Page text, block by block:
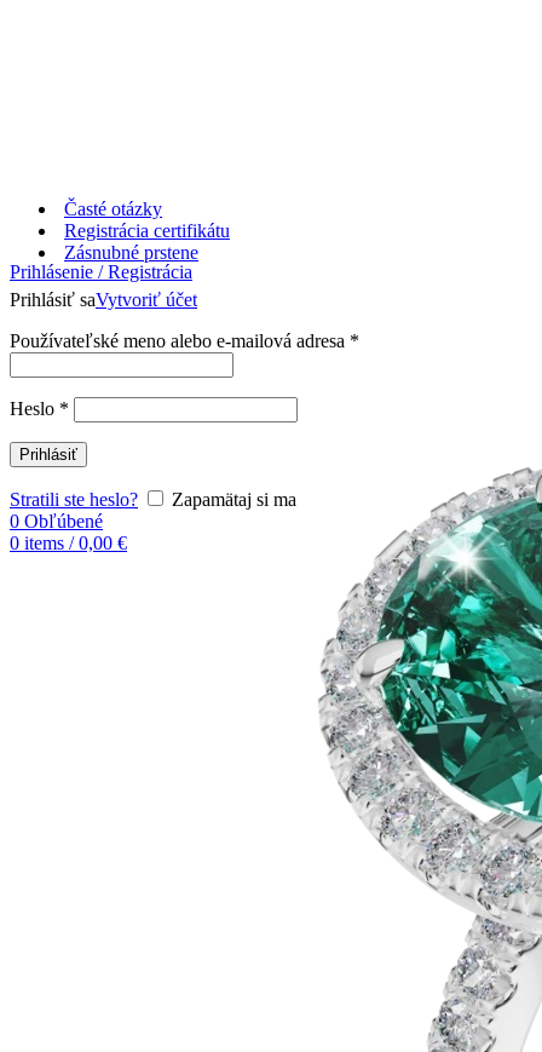
Časté otázky
Registrácia certifikátu
Prihlásenie / Registrácia
Prihlásiť saVytvoriť účet
Používateľské meno alebo e-mailová adresa *
Heslo *
Prihlásiť
Stratili ste heslo?
Zapamätaj si ma
0 Obľúbené
0 items / 0,00 €
Zásnubné prstene